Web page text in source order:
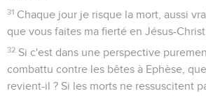
31 Chaque jour je risque la mort, aussi
que vous faites ma fierté en Jésus-
32 Si c'est dans une perspective
combattu contre les bêtes à Ephèse,
revient-il ? Si les morts ne ressuscitent